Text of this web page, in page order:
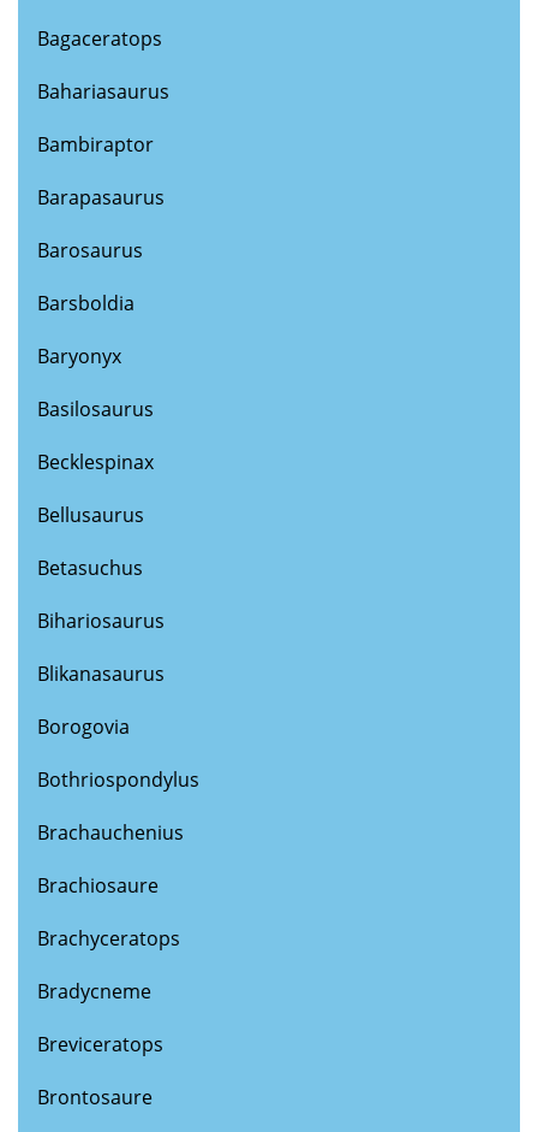
Bagaceratops
Bahariasaurus
Bambiraptor
Barapasaurus
Barosaurus
Barsboldia
Baryonyx
Basilosaurus
Becklespinax
Bellusaurus
Betasuchus
Bihariosaurus
Blikanasaurus
Borogovia
Bothriospondylus
Brachauchenius
Brachiosaure
Brachyceratops
Bradycneme
Breviceratops
Brontosaure